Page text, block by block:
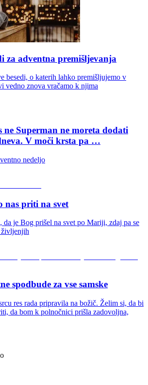
za adventna premišljevanja
besedi, o katerih lahko premišljujemo v
vedno znova vračamo k njima
Superman ne moreta dodati
V moči krsta pa …
nedeljo
nas priti na svet
da je Bog prišel na svet po Mariji, zdaj pa se
življenjih
spodbude za vse samske
res rada pripravila na božič. Želim si, da bi
da bom k polnočnici prišla zadovoljna,